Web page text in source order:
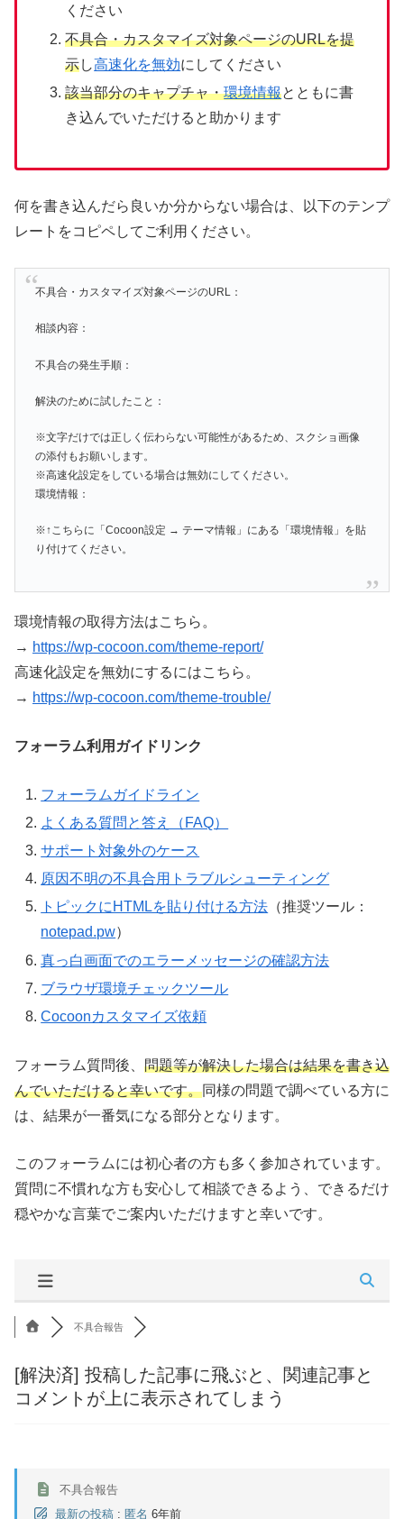
ください
不具合・カスタマイズ対象ページのURLを提
示し高速化を無効にしてください
該当部分のキャプチャ・環境情報とともに書
き込んでいただけると助かります
何を書き込んだら良いか分からない場合は、以下のテンプ
レートをコピペしてご利用ください。
不具合・カスタマイズ対象ページのURL：
相談内容：
不具合の発生手順：
解決のために試したこと：
※文字だけでは正しく伝わらない可能性があるため、スクショ画像
の添付もお願いします。
※高速化設定をしている場合は無効にしてください。
環境情報：
※↑こちらに「Cocoon設定 → テーマ情報」にある「環境情報」を貼
り付けてください。
環境情報の取得方法はこちら。
→ https://wp-cocoon.com/theme-report/
高速化設定を無効にするにはこちら。
→ https://wp-cocoon.com/theme-trouble/
フォーラム利用ガイドリンク
フォーラムガイドライン
よくある質問と答え（FAQ）
サポート対象外のケース
原因不明の不具合用トラブルシューティング
トピックにHTMLを貼り付ける方法 （推奨ツール：
notepad.pw）
真っ白画面でのエラーメッセージの確認方法
ブラウザ環境チェックツール
Cocoonカスタマイズ依頼
フォーラム質問後、 問題等が解決した場合は結果を書き込
んでいただけると幸いです。同様の問題で調べている方に
は、結果が一番気になる部分となります。
このフォーラムには初心者の方も多く参加されています。
質問に不慣れな方も安心して相談できるよう、できるだけ
穏やかな言葉でご案内いただけますと幸いです。
不具合報告
[解決済] 投稿した記事に飛ぶと、関連記事と
コメントが上に表示されてしまう
不具合報告
最新の投稿 : 匿名 6年前